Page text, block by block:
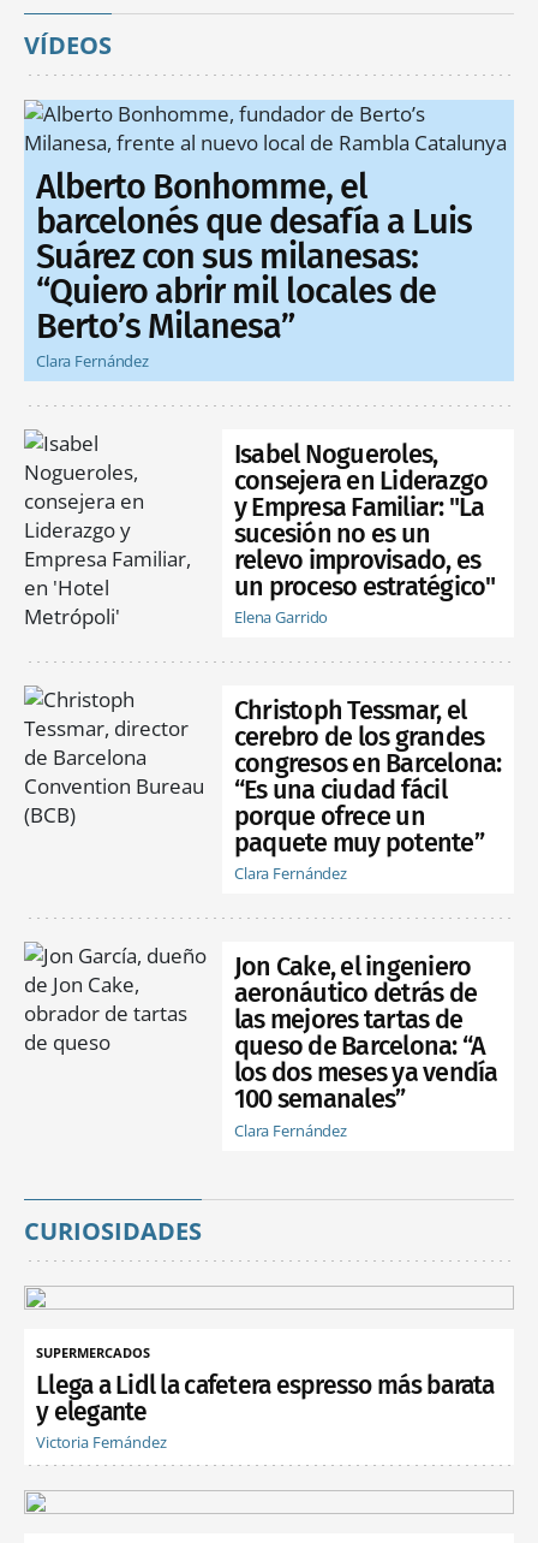
VÍDEOS
Alberto Bonhomme, el
barcelonés que desafía a Luis
Suárez con sus milanesas:
“Quiero abrir mil locales de
Berto’s Milanesa”
Clara Fernández
Isabel Nogueroles,
consejera en Liderazgo
y Empresa Familiar: "La
sucesión no es un
relevo improvisado, es
un proceso estratégico"
Elena Garrido
Christoph Tessmar, el
cerebro de los grandes
congresos en Barcelona:
“Es una ciudad fácil
porque ofrece un
paquete muy potente”
Clara Fernández
Jon Cake, el ingeniero
aeronáutico detrás de
las mejores tartas de
queso de Barcelona: “A
los dos meses ya vendía
100 semanales”
Clara Fernández
CURIOSIDADES
SUPERMERCADOS
Llega a Lidl la cafetera espresso más barata
y elegante
Victoria Fernández